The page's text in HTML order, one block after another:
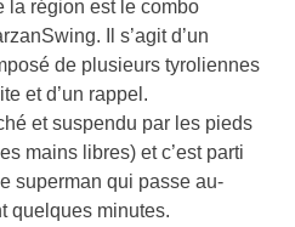
la région est le combo
Il s’agit d’un
de plusieurs tyroliennes
et d’un rappel.
et suspendu par les pieds
mains libres) et c’est parti
superman qui passe au-
quelques minutes.